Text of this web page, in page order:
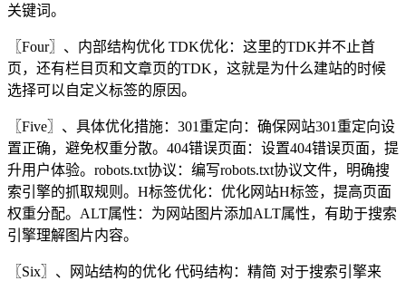
关键词。
〖Four〗、内部结构优化 TDK优化：这里的TDK并不止首
页，还有栏目页和文章页的TDK，这就是为什么建站的时候
选择可以自定义标签的原因。
〖Five〗、具体优化措施：301重定向：确保网站301重定向设
置正确，避免权重分散。404错误页面：设置404错误页面，提
升用户体验。robots.txt协议：编写robots.txt协议文件，明确搜
索引擎的抓取规则。H标签优化：优化网站H标签，提高页面
权重分配。ALT属性：为网站图片添加ALT属性，有助于搜索
引擎理解图片内容。
〖Six〗、网站结构的优化 代码结构：精简 对于搜索引擎来